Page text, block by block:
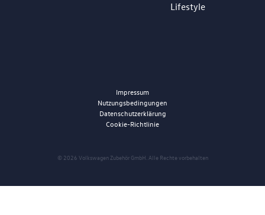
Lifestyle
© 2026 Volkswagen Zubehör GmbH. Alle Rechte vorbehalten
Impressum
Nutzungsbedingungen
Datenschutzerklärung
Cookie-Richtlinie